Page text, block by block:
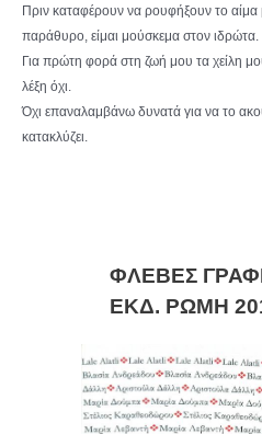
Πριν καταφέρουν να ρουφήξουν το
παράθυρο, είμαι μούσκεμα στον ιδρώτα.
Για πρώτη φορά στη ζωή μου τα χείλη
λέξη όχι.
Όχι επαναλαμβάνω δυνατά για να το
κατακλύζει.
ΦΛΕΒΕΣ
ΕΚΔ. ΡΩΜΗ